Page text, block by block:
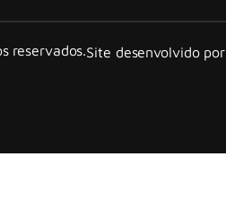
reservados.Site desenvolvido por